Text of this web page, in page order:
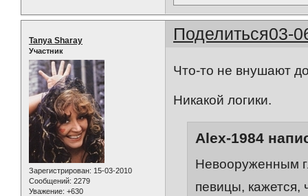
Поделиться03-
Tanya Sharay
Участник
Зарегистрирован: 15-03-2010
Сообщений: 2279
Уважение: +630
Что-то не внушают
Никакой логики.
Alex-1984
Невооруженным
певицы, кажется,